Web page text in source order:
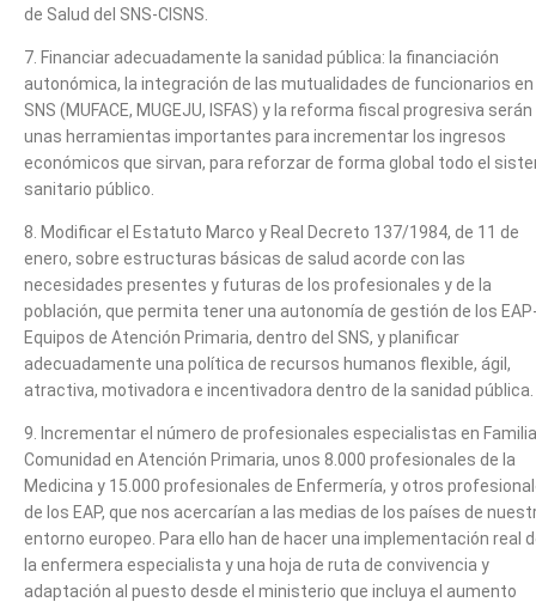
de Salud del SNS-CISNS.
7. Financiar adecuadamente la sanidad pública: la financiación
autonómica, la integración de las mutualidades de funcionarios en
SNS (MUFACE, MUGEJU, ISFAS) y la reforma fiscal progresiva serán
unas herramientas importantes para incrementar los ingresos
económicos que sirvan, para reforzar de forma global todo el
sanitario público.
8. Modificar el Estatuto Marco y Real Decreto 137/1984, de 11 de
enero, sobre estructuras básicas de salud acorde con las
necesidades presentes y futuras de los profesionales y de la
población, que permita tener una autonomía de gestión de los
Equipos de Atención Primaria, dentro del SNS, y planificar
adecuadamente una política de recursos humanos flexible, ágil,
atractiva, motivadora e incentivadora dentro de la sanidad pública.
9. Incrementar el número de profesionales especialistas en
Comunidad en Atención Primaria, unos 8.000 profesionales de la
Medicina y 15.000 profesionales de Enfermería, y otros
de los EAP, que nos acercarían a las medias de los países de
entorno europeo. Para ello han de hacer una implementación real
la enfermera especialista y una hoja de ruta de convivencia y
adaptación al puesto desde el ministerio que incluya el aumento